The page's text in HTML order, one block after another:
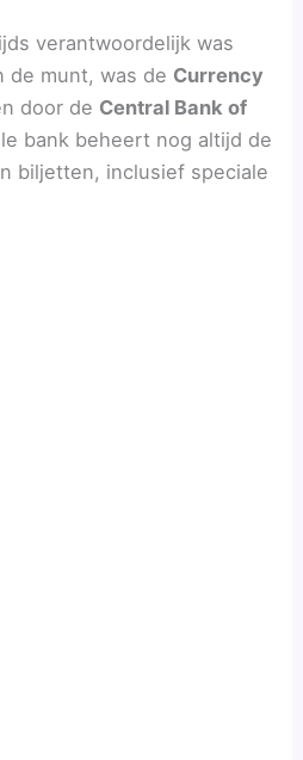
verantwoordelijk was
de munt, was de Currency
door de Central Bank of
bank beheert nog altijd de
biljetten, inclusief speciale